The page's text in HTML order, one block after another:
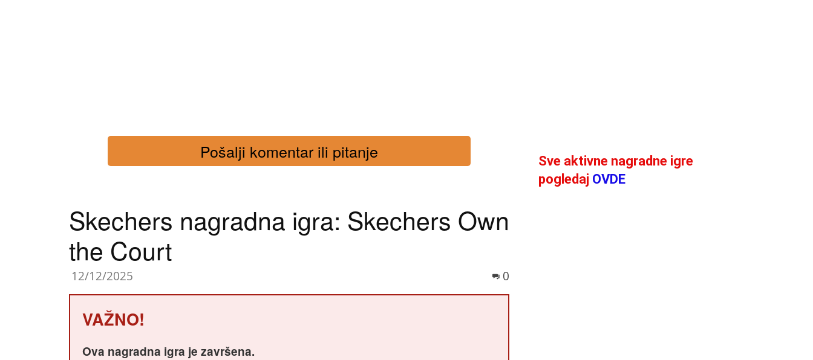
Pošalji komentar ili pitanje
Skechers nagradna igra: Skechers Own
the Court
12/12/2025 0
VAŽNO!
Ova nagradna igra je završena.
Sve aktivne nagradne igre
pogledaj OVDE